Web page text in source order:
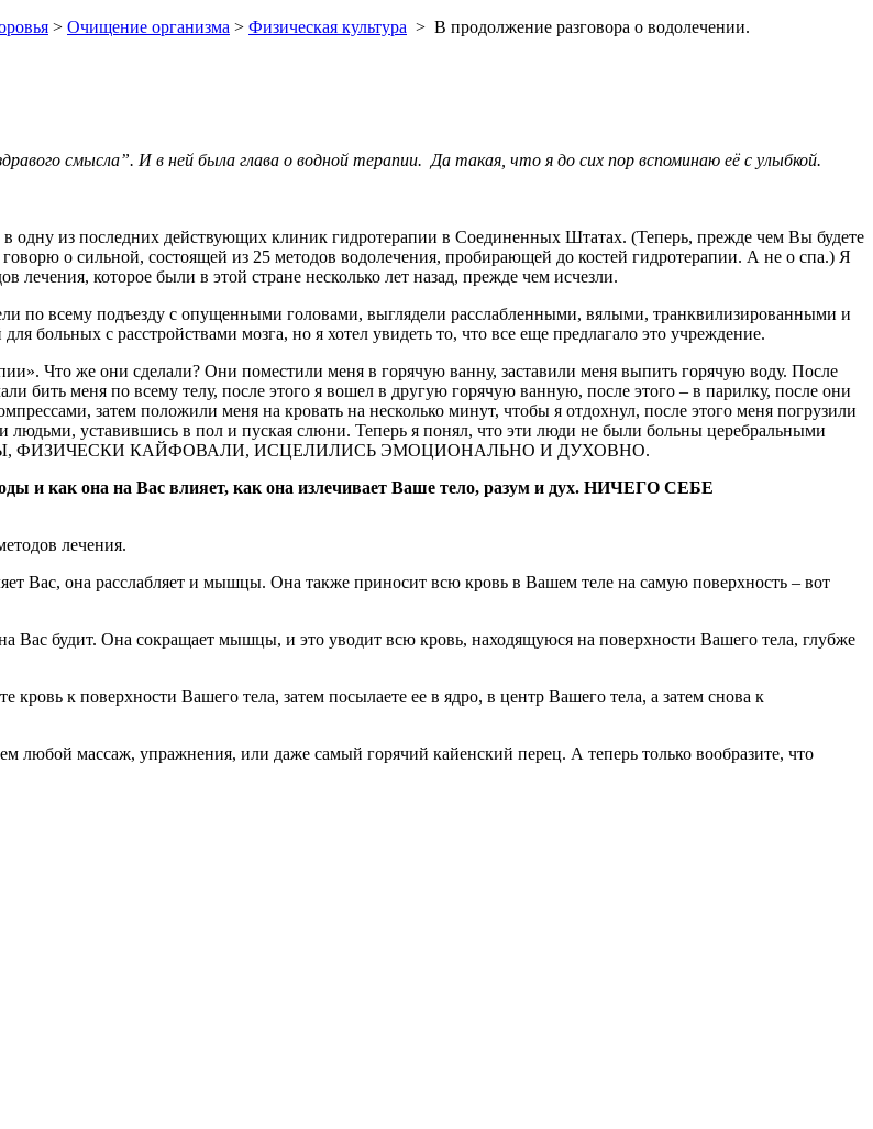
> Очищение организма > Физическая культура > В продолжение разговора о водолечении.
смысла”. И в ней была глава о водной терапии. Да такая, что я до сих пор вспоминаю её с улыбкой.
в одну из последних действующих клиник гидротерапии в Соединенных Штатах. (Теперь, прежде чем Вы будете
о сильной, состоящей из 25 методов водолечения, пробирающей до костей гидротерапии. А не о спа.) Я
которое были в этой стране несколько лет назад, прежде чем исчезли.
по всему подъезду с опущенными головами, выглядели расслабленными, вялыми, транквилизированными и
больных с расстройствами мозга, но я хотел увидеть то, что все еще предлагало это учреждение.
Что же они сделали? Они поместили меня в горячую ванну, заставили меня выпить горячую воду. После
бить меня по всему телу, после этого я вошел в другую горячую ванную, после этого – в парилку, после они
затем положили меня на кровать на несколько минут, чтобы я отдохнул, после этого меня погрузили
людьми, уставившись в пол и пуская слюни. Теперь я понял, что эти люди не были больны церебральными
ФИЗИЧЕСКИ КАЙФОВАЛИ, ИСЦЕЛИЛИСЬ ЭМОЦИОНАЛЬНО И ДУХОВНО.
и как она на Вас влияет, как она излечивает Ваше тело, разум и дух. НИЧЕГО СЕБЕ
лечения.
Вас, она расслабляет и мышцы. Она также приносит всю кровь в Вашем теле на самую поверхность – вот
Вас будит. Она сокращает мышцы, и это уводит всю кровь, находящуюся на поверхности Вашего тела, глубже
к поверхности Вашего тела, затем посылаете ее в ядро, в центр Вашего тела, а затем снова к
массаж, упражнения, или даже самый горячий кайенский перец. А теперь только вообразите, что